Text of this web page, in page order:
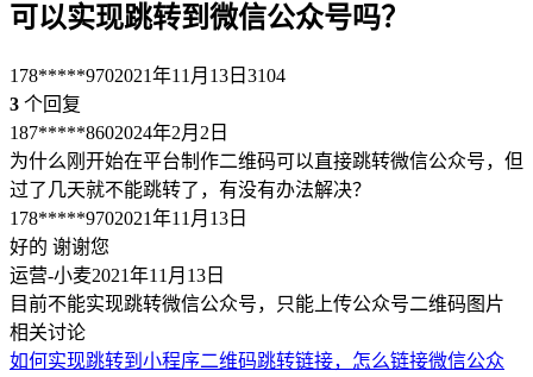
可以实现跳转到微信公众号吗？
178*****9702021年11月13日 3104
3 个回复
187*****8602024年2月2日
为什么刚开始在平台制作二维码可以直接跳转微信公众号，但
过了几天就不能跳转了，有没有办法解决？
178*****9702021年11月13日
好的 谢谢您
运营-小麦2021年11月13日
目前不能实现跳转微信公众号，只能上传公众号二维码图片
相关讨论
如何实现跳转到小程序二维码跳转链接，怎么链接微信公众